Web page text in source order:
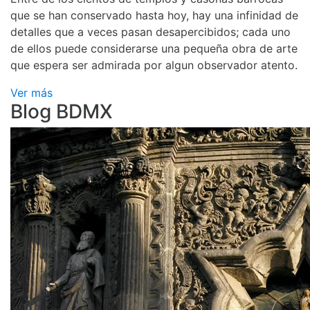
que se han conservado hasta hoy, hay una infinidad de
detalles que a veces pasan desapercibidos; cada uno
de ellos puede considerarse una pequeña obra de arte
que espera ser admirada por algun observador atento.
Ver más
Blog BDMX